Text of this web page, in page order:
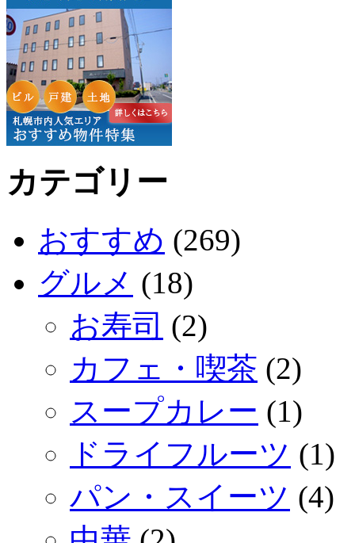
カテゴリー
おすすめ (269)
グルメ (18)
お寿司 (2)
カフェ・喫茶 (2)
スープカレー (1)
ドライフルーツ (1)
パン・スイーツ (4)